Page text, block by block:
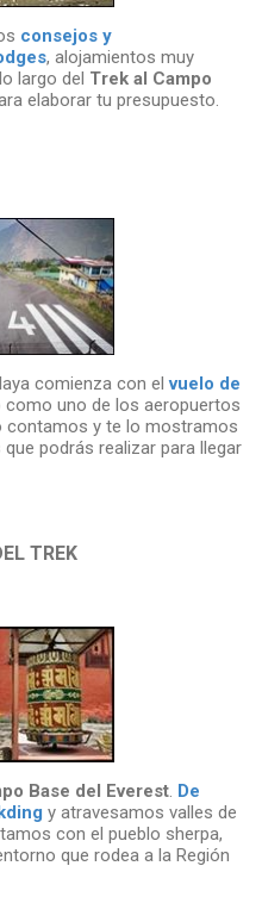
consejos y
, alojamientos muy
largo del Trek al Campo
elaborar tu presupuesto.
comienza con elvuelo de
como uno de los aeropuertos
contamos y te lo mostramos
podrás realizar para llegar
TREK
Base del Everest. De
y atravesamos valles de
con el pueblo sherpa,
que rodea a la Región